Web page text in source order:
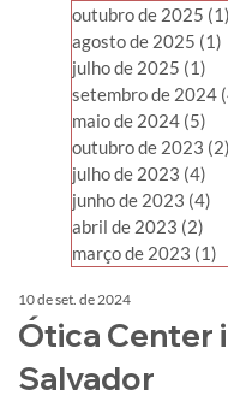
outubro de 2025 (1)
agosto de 2025 (1)
julho de 2025 (1)
setembro de 2024
maio de 2024 (5)
outubro de 2023 (2)
julho de 2023 (4)
junho de 2023 (4)
abril de 2023 (2)
março de 2023 (1)
Ótica Center
Salvador
10 de set. de 2024